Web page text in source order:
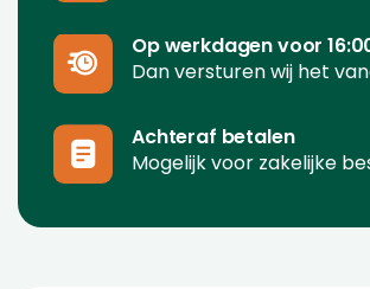
Op werkdagen voor
Dan versturen wij het
Achteraf betalen
Mogelijk voor zakelijke